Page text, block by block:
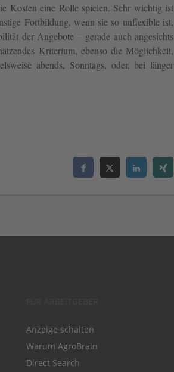
Kosten eine Rolle spielen. Sehr wichtig ist
Fortbildung, wenn sie so unflexible ist,
der Angebote – gerade auch angesichts
Kriterium, ebenso die Möglichkeit,
abends, Sonntags, oder, bei länger
Anzeige schalten
Warum AgroBrain
Direct Search